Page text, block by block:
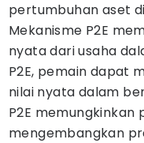
pertumbuhan aset
Mekanisme P2E
nyata dari usaha
P2E, pemain dapat
nilai nyata dalam
P2E memungkinkan
mengembangkan